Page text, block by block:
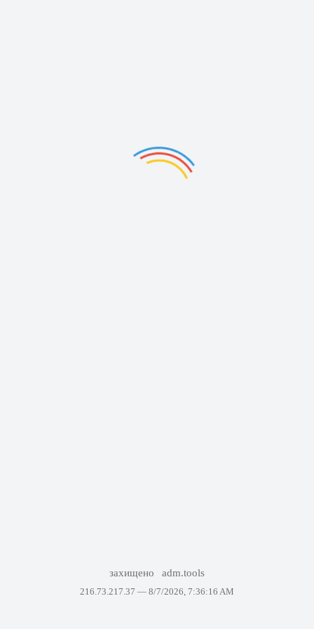
захищено adm.tools
216.73.217.37 — 8/7/2026, 7:36:16 AM